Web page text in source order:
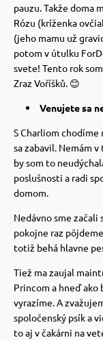
pauzu.Takže doma
Rózu (kríženka
(jeho mamu už
potom v útulku
svete! Tento rok
Zraz Voříšků. 😊
Venujete sa
S Charliom
sa zabavil. Nemám
by som to
poslušnosti a radi
domom.
Nedávno sme začali
pokojne raz
totiž behá hlavne
Tiež ma zaujal
Princom a hneď ako
vyrazíme.A
spoločenský psík a
to aj v čakárni na